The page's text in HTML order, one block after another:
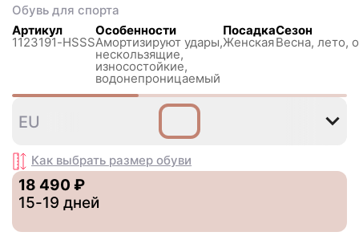
Обувь для спорта
Артикул
1123191-HSSS
Особенности
Амортизируют удары,
нескользящиe,
износостойкие,
водонепроницаемый
Посадка
Женская
Сезон
Весна, лето,
EU
Как выбрать размер обуви
18 490 ₽
15-19 дней